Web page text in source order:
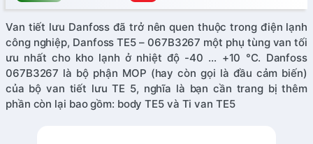
Van tiết lưu Danfoss đã trở nên quen thuộc trong điện lạnh
công nghiệp, Danfoss TE5 – 067B3267 một phụ tùng van tối
ưu nhất cho kho lạnh ở nhiệt độ -40 … +10 °C. Danfoss
067B3267 là bộ phận MOP (hay còn gọi là đầu cảm biến)
của bộ van tiết lưu TE 5, nghĩa là bạn cần trang bị thêm
phần còn lại bao gồm: body TE5 và Ti van TE5